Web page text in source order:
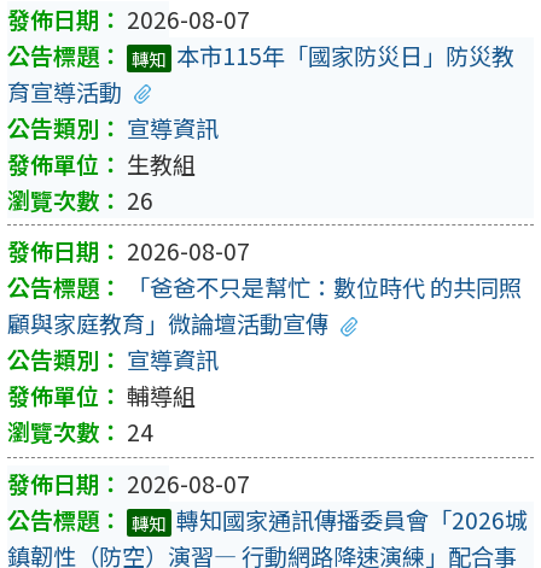
2026-08-07
轉知 本市115年「國家防災日」防災教
育宣導活動
宣導資訊
生教組
26
2026-08-07
「爸爸不只是幫忙：數位時代 的共同照
顧與家庭教育」微論壇活動宣傳
宣導資訊
輔導組
24
2026-08-07
轉知 轉知國家通訊傳播委員會「2026城
鎮韌性（防空）演習— 行動網路降速演練」配合事